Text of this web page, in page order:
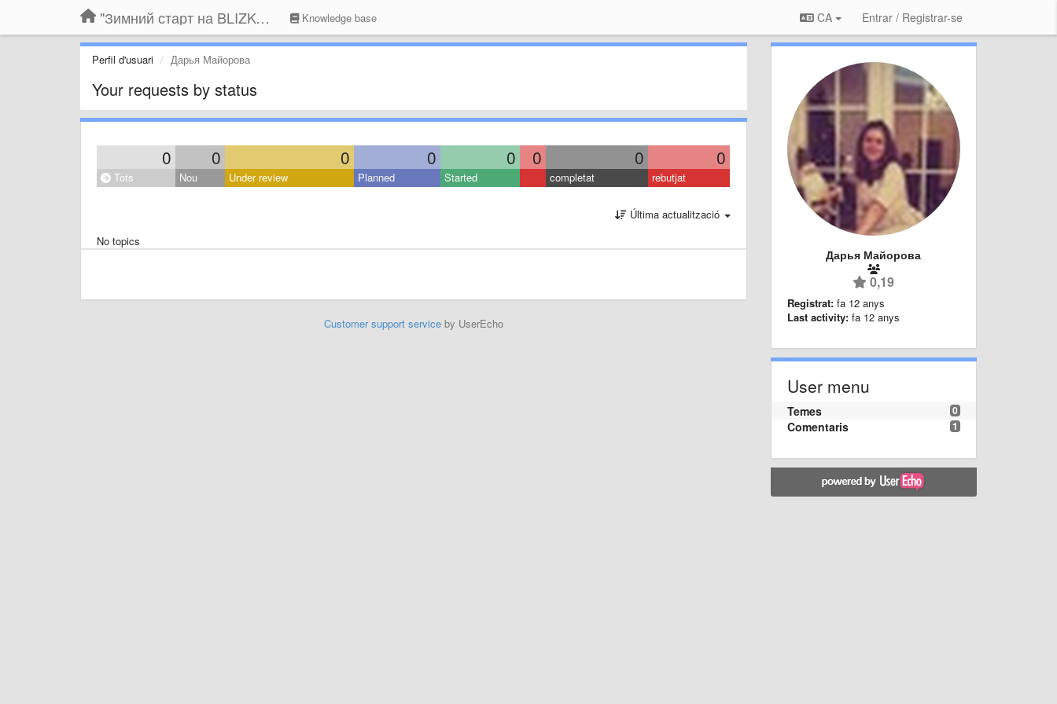
"Зимний старт на BLIZKO.ru". Конкурс компаний Knowledge base CA Entrar / Registrar-se
Perfil d'usuari Дарья Майорова
Your requests by status
0 0 0 0 0 0 0 0
Tots Nou Under review Planned Started completat rebutjat
Última actualització
No topics
Customer support serviceby UserEcho
Дарья Майорова
0,19
Registrat: fa 12 anys
Last activity: fa 12 anys
User menu
0
Temes
1
Comentaris